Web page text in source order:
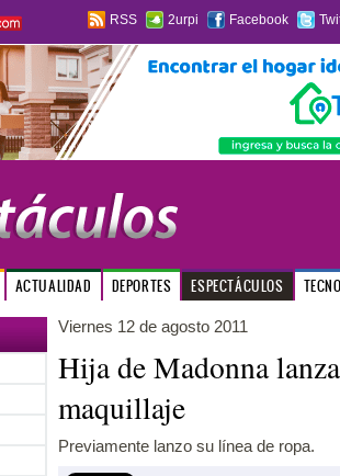
RSS 2urpi Facebook
ACTUALIDAD DEPORTES ESPECTÁCULOS
Viernes 12 de agosto 2011
Hija de Madonna
maquillaje
Previamente lanzo su línea de ropa.